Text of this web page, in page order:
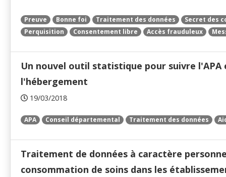
Preuve Bonne foi Traitement des données
Secret des
Perquisition
Consentement libre Accès frauduleux
Un nouvel outil statistique pour suivre l'APA
l'hébergement
19/03/2018
APA Conseil départemental Traitement des données
Traitement de données à caractère
consommation de soins dans les